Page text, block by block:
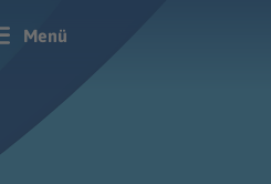
Menü